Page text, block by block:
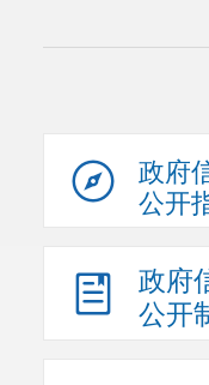
政府
公开
政府
公开